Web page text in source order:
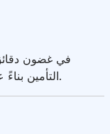
في غضون
التأمين بناءً على التقييمات، سأتصل مرة أخرى. شكرًا لك.